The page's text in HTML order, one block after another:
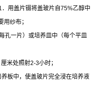
．用盖片镊将盖玻片自75%乙醇中
纱布；
孔一片）或培养皿中（每个平皿
厘米处照射2-3小时；
板中，使盖玻片完全浸在培养液